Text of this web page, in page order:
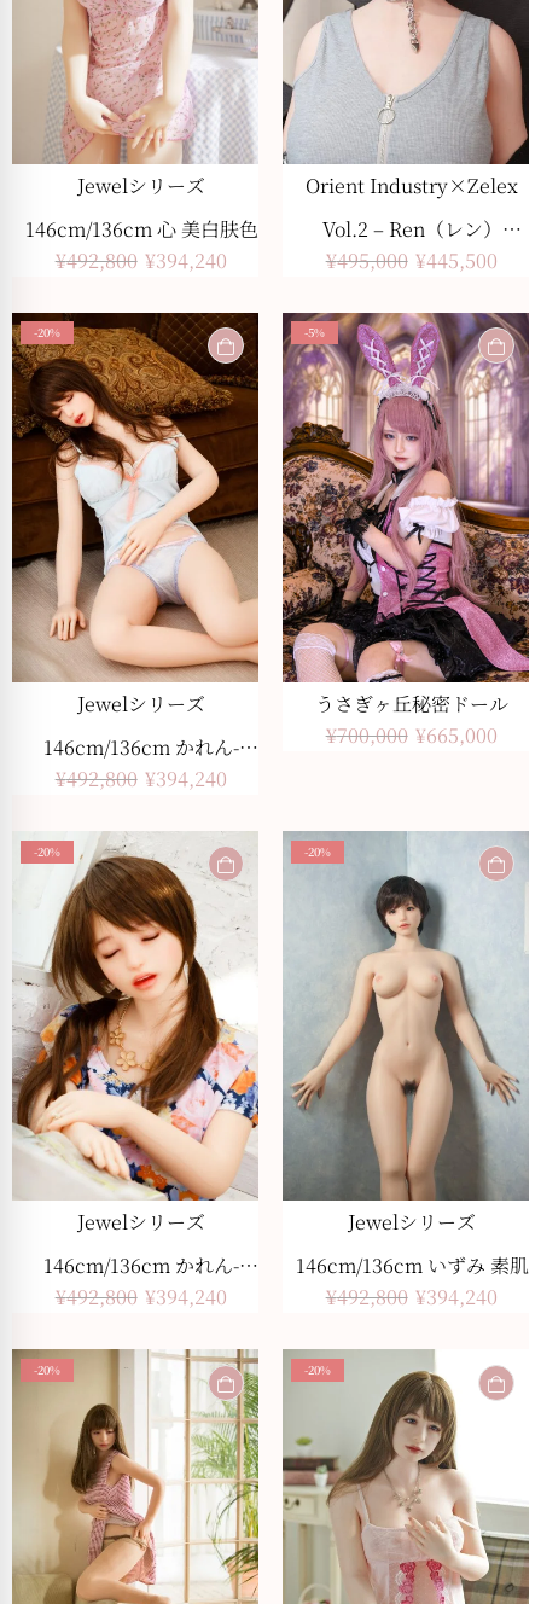
Jewelシリーズ
146cm/136cm 心 美白肤色
¥492,800 ¥394,240
Orient Industry×Zelex
Vol.2 – Ren（レン）
165cm
¥495,000 ¥445,500
-20%
Jewelシリーズ
146cm/136cm かれん-
つむりめ 美白肌色
¥492,800 ¥394,240
-5%
うさぎヶ丘秘密ドール
¥700,000 ¥665,000
-20%
Jewelシリーズ
146cm/136cm かれん-
つむりめ 素肌
¥492,800 ¥394,240
-20%
Jewelシリーズ
146cm/136cm いずみ 素肌
¥492,800 ¥394,240
-20% -20%